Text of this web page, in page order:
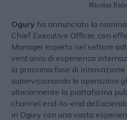
Nicolas
Oguryha annunciato la
Chief Executive Officer, con
Manager esperto nel settore
vent’anni di esperienza
la prossima fase di innovazione
supervisionando le operazioni
ulteriormente la piattaforma
channel end-to-end
in Ogury con una vasta